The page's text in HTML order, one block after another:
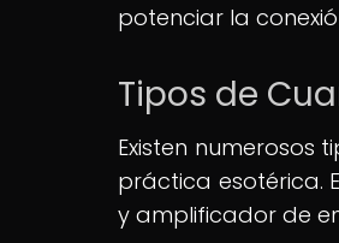
potenciar la
Tipos de
Existen numerosos
práctica esotérica.
y amplificador de